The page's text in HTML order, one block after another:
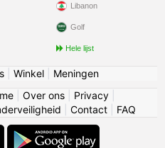
Libanon
Golf
Hele lijst
| Winkel| Meningen
Over ons Privacy
Contact FAQ